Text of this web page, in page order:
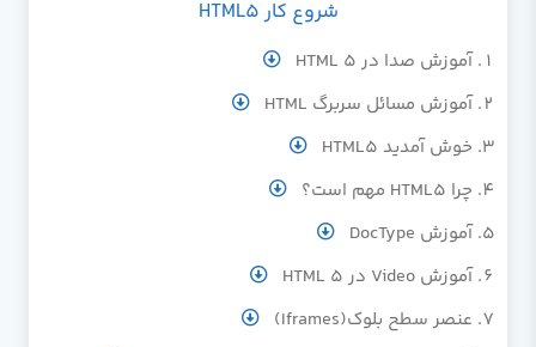
شروع کار HTML5
آموزش صدا در HTML 5
آموزش مسائل سربرگ HTML
خوش آمدید HTML5
چرا HTML5 مهم است؟
آموزش DocType
آموزش Video در HTML 5
عنصر سطح بلوک(Iframes)